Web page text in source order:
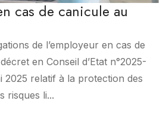
cas de canicule au
de l’employeur en cas de
en Conseil d’Etat n°2025-
2025 relatif à la protection des
risques li...